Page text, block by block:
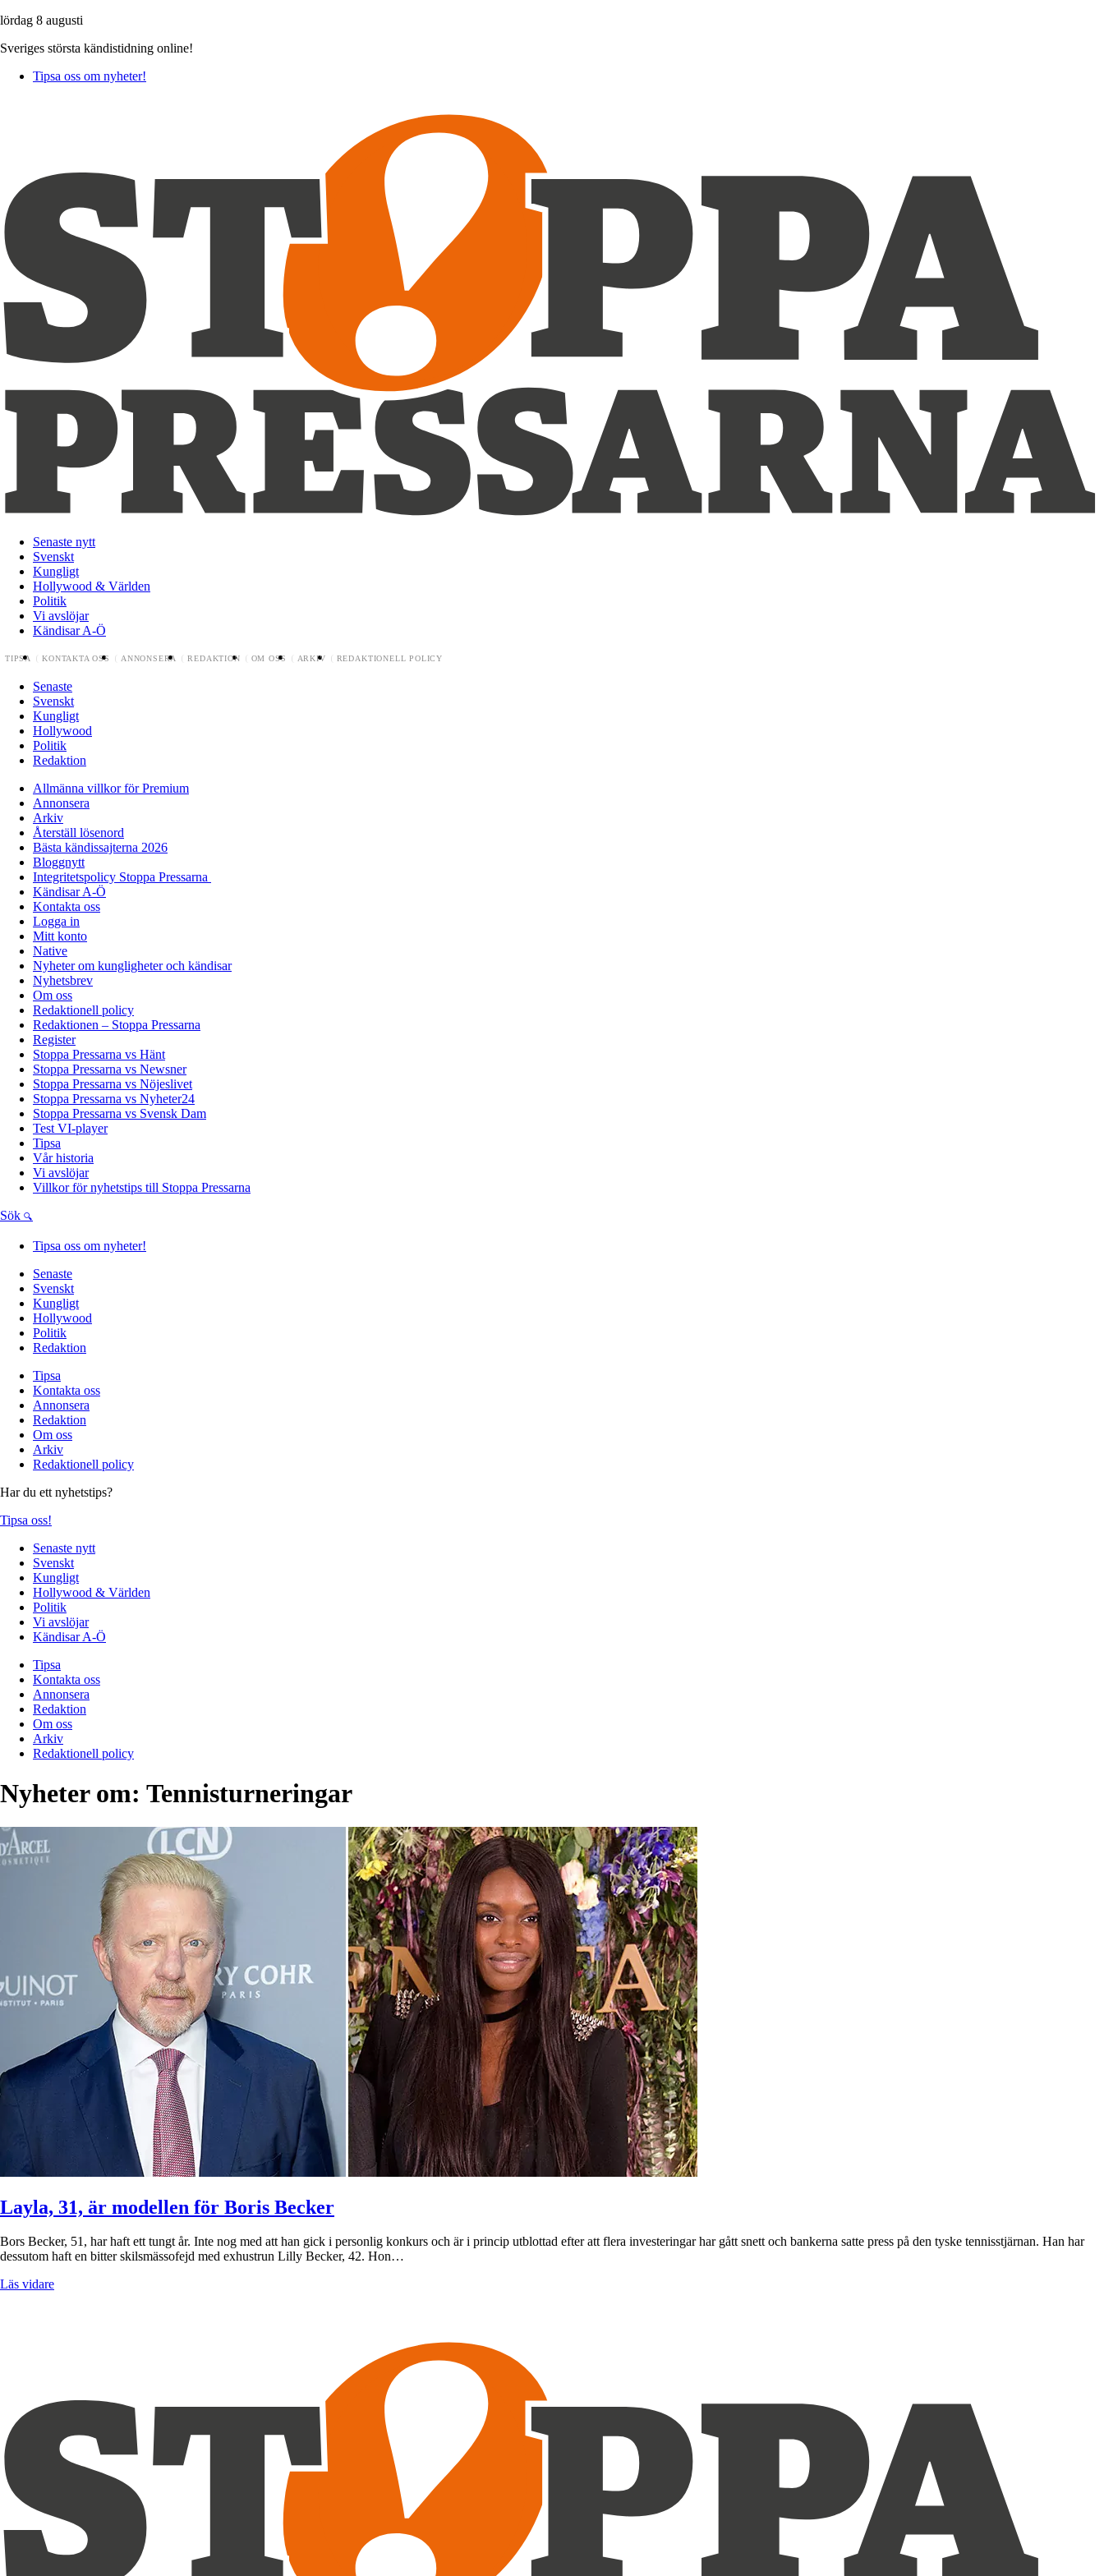
lördag 8 augusti
Sveriges största kändistidning online!
Tipsa oss om nyheter!
Senaste nytt
Svenskt
Kungligt
Hollywood & Världen
Politik
Vi avslöjar
Kändisar A-Ö
TIPSA KONTAKTA OSS ANNONSERA REDAKTION OM OSS ARKIV REDAKTIONELL POLICY
Senaste
Svenskt
Kungligt
Hollywood
Politik
Redaktion
Allmänna villkor för Premium
Annonsera
Arkiv
Återställ lösenord
Bästa kändissajterna 2026
Bloggnytt
Integritetspolicy Stoppa Pressarna
Kändisar A-Ö
Kontakta oss
Logga in
Mitt konto
Native
Nyheter om kungligheter och kändisar
Nyhetsbrev
Om oss
Redaktionell policy
Redaktionen – Stoppa Pressarna
Register
Stoppa Pressarna vs Hänt
Stoppa Pressarna vs Newsner
Stoppa Pressarna vs Nöjeslivet
Stoppa Pressarna vs Nyheter24
Stoppa Pressarna vs Svensk Dam
Test VI-player
Tipsa
Vår historia
Vi avslöjar
Villkor för nyhetstips till Stoppa Pressarna
Sök
Tipsa oss om nyheter!
Senaste
Svenskt
Kungligt
Hollywood
Politik
Redaktion
Tipsa
Kontakta oss
Annonsera
Redaktion
Om oss
Arkiv
Redaktionell policy
Har du ett nyhetstips?
Tipsa oss!
Senaste nytt
Svenskt
Kungligt
Hollywood & Världen
Politik
Vi avslöjar
Kändisar A-Ö
Tipsa
Kontakta oss
Annonsera
Redaktion
Om oss
Arkiv
Redaktionell policy
Nyheter om: Tennisturneringar
Layla, 31, är modellen för Boris Becker
Bors Becker, 51, har haft ett tungt år. Inte nog med att han gick i personlig konkurs och är i princip utblottad efter att flera investeringar har gått snett och bankerna satte press på den tyske tennisstjärnan. Han har
dessutom haft en bitter skilsmässofejd med exhustrun Lilly Becker, 42. Hon…
Läs vidare